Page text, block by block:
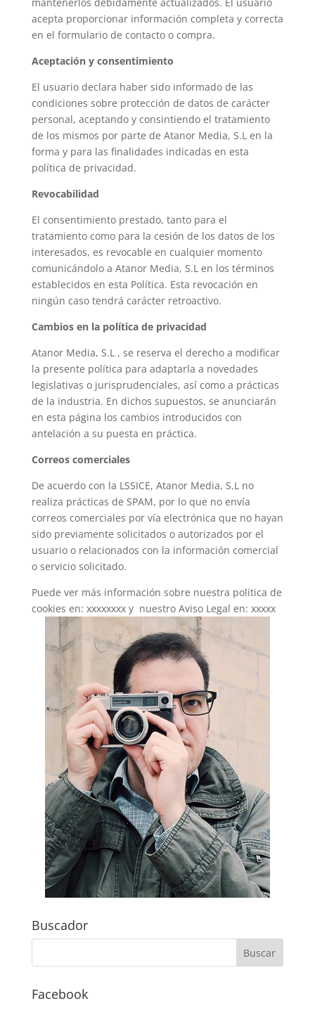
acepta proporcionar información completa y correcta
en el formulario de contacto o compra.
Aceptación y consentimiento
El usuario declara haber sido informado de las
condiciones sobre protección de datos de carácter
personal, aceptando y consintiendo el tratamiento
de los mismos por parte de Atanor Media, S.L en la
forma y para las finalidades indicadas en esta
política de privacidad.
Revocabilidad
El consentimiento prestado, tanto para el
tratamiento como para la cesión de los datos de los
interesados, es revocable en cualquier momento
comunicándolo a Atanor Media, S.L en los términos
establecidos en esta Política. Esta revocación en
ningún caso tendrá carácter retroactivo.
Cambios en la política de privacidad
Atanor Media, S.L , se reserva el derecho a modificar
la presente política para adaptarla a novedades
legislativas o jurisprudenciales, así como a prácticas
de la industria. En dichos supuestos, se anunciarán
en esta página los cambios introducidos con
antelación a su puesta en práctica.
Correos comerciales
De acuerdo con la LSSICE, Atanor Media, S.L no
realiza prácticas de SPAM, por lo que no envía
correos comerciales por vía electrónica que no hayan
sido previamente solicitados o autorizados por el
usuario o relacionados con la información comercial
o servicio solicitado.
Puede ver más información sobre nuestra política de
cookies en: xxxxxxxx y nuestro Aviso Legal en: xxxxx
Buscador
Facebook